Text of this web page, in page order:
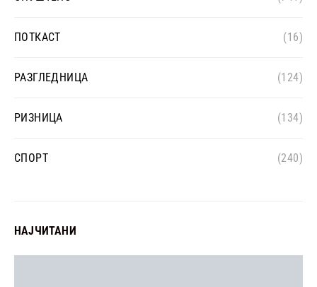
ПОТКАСТ (16)
РАЗГЛЕДНИЦА (124)
РИЗНИЦА (134)
СПОРТ (240)
НАЈЧИТАНИ